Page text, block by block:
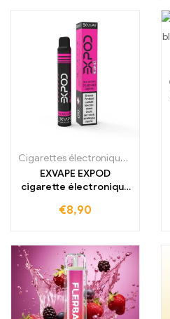
Cigarettes électroniques jetables
EXVAPE EXPOD
cigarette électronique
€8,90